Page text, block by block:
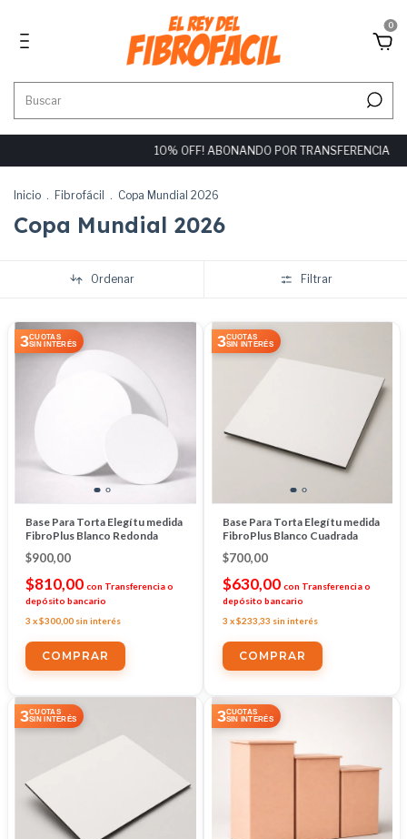
0
10% OFF! ABONANDO POR TRANSFERENCIA
Inicio . Fibrofácil . Copa Mundial 2026
Copa Mundial 2026
Ordenar Filtrar
3CUOTAS
SIN INTERÉS
Base Para Torta Elegí tu medida
FibroPlus Blanco Redonda
$900,00
$810,00 con Transferencia o
depósito bancario
3 x$300,00 sin interés
COMPRAR
3CUOTAS
SIN INTERÉS
Base Para Torta Elegí tu medida
FibroPlus Blanco Cuadrada
$700,00
$630,00 con Transferencia o
depósito bancario
3 x$233,33 sin interés
COMPRAR
3CUOTAS
SIN INTERÉS
3CUOTAS
SIN INTERÉS